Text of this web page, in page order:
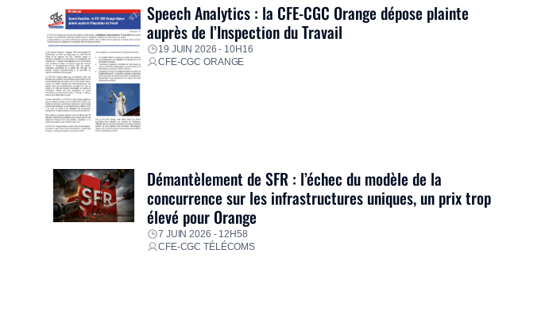
Speech Analytics : la CFE-CGC Orange dépose plainte
auprès de l’Inspection du Travail
19 JUIN 2026 - 10H16
CFE-CGC ORANGE
Démantèlement de SFR : l’échec du modèle de la
concurrence sur les infrastructures uniques, un prix trop
élevé pour Orange
7 JUIN 2026 - 12H58
CFE-CGC TÉLÉCOMS